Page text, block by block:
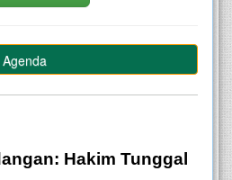
Hakim Tunggal